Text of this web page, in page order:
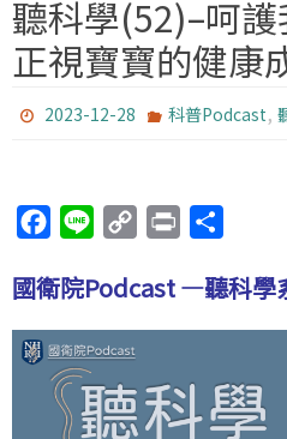
聽科學(52)–呵
正視寶寶的健康
2023-12-28 科普Podcast,
c
e
b
o
n
e
p
y
n
i
n
國衛院Podcast —聽科